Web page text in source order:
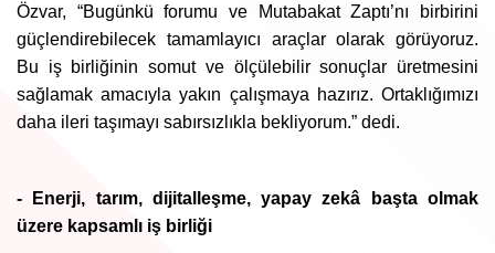
Özvar, “Bugünkü forumu ve Mutabakat Zaptı’nı birbirini
güçlendirebilecek tamamlayıcı araçlar olarak görüyoruz.
Bu iş birliğinin somut ve ölçülebilir sonuçlar üretmesini
sağlamak amacıyla yakın çalışmaya hazırız. Ortaklığımızı
daha ileri taşımayı sabırsızlıkla bekliyorum.” dedi.
- Enerji, tarım, dijitalleşme, yapay zekâ başta olmak
üzere kapsamlı iş birliği